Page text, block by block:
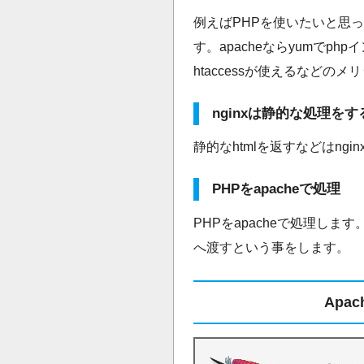
例えばPHPを使いたいと思
す。apacheならyumでphp
htaccessが使えるなどのメ
nginxは静的な処理をす
静的なhtmlを返すなどは
PHPをapacheで処理
PHPをapacheで処理します
へ渡すという事をします。